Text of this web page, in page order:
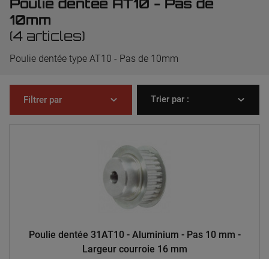
Poulie dentée AT10 - Pas de
10mm
(4 articles)
Poulie dentée type AT10 - Pas de 10mm
Filtrer par Trier par :
Poulie dentée 31AT10 - Aluminium - Pas 10 mm -
Largeur courroie 16 mm